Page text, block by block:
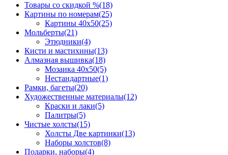
Товары со скидкой %(18)
Картины по номерам(25)
Картины 40x50(25)
Мольберты(21)
Этюдники(4)
Кисти и мастихины(13)
Алмазная вышивка(18)
Мозаика 40x50(5)
Нестандартные(1)
Рамки, багеты(20)
Художественные материалы(12)
Краски и лаки(5)
Палитры(5)
Чистые холсты(15)
Холсты Две картинки(13)
Наборы холстов(8)
Подарки, наборы(4)